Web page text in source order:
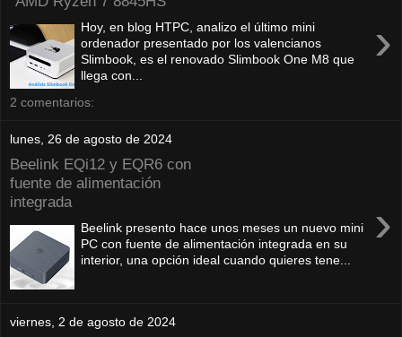
›
Hoy, en blog HTPC, analizo el último mini
ordenador presentado por los valencianos
Slimbook, es el renovado Slimbook One M8 que
llega con...
2 comentarios:
lunes, 26 de agosto de 2024
Beelink EQi12 y EQR6 con
fuente de alimentación
integrada
›
Beelink presento hace unos meses un nuevo mini
PC con fuente de alimentación integrada en su
interior, una opción ideal cuando quieres tene...
viernes, 2 de agosto de 2024